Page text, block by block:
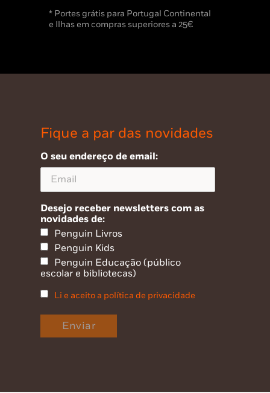
* Portes grátis para Portugal Continental
e Ilhas em compras superiores a 25€
Fique a par das novidades
O seu endereço de email:
Desejo receber newsletters com as
novidades de:
Penguin Livros
Penguin Kids
Penguin Educação (público
escolar e bibliotecas)
Li e aceito a política de privacidade